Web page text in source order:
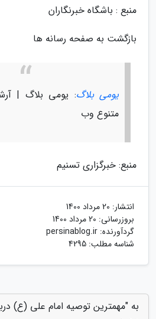
منبع : باشگاه خبرنگاران
بازگشت به صفحه رسانه ها
یومی بلاگ: یومی بلاگ |
متنوع وب
منبع: خبرگزاری تسنیم
انتشار: 20 مرداد 1400
بروزرسانی: 20 مرداد 1400
گردآورنده: persinablog.ir
شناسه مطلب: 4295
به "مهمترین توصیه امام علی (ع)